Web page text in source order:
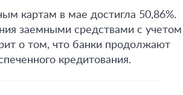
картам в мае достигла 50,86%.
заемными средствами с учетом
о том, что банки продолжают
кредитования.